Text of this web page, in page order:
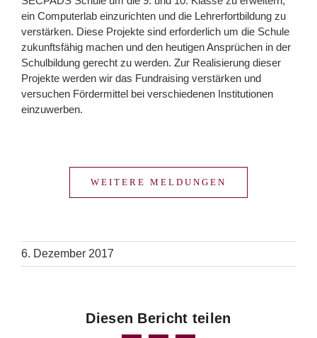
ein Computerlab einzurichten und die Lehrerfortbildung zu
verstärken. Diese Projekte sind erforderlich um die Schule
zukunftsfähig machen und den heutigen Ansprüchen in der
Schulbildung gerecht zu werden. Zur Realisierung dieser
Projekte werden wir das Fundraising verstärken und
versuchen Fördermittel bei verschiedenen Institutionen
einzuwerben.
WEITERE MELDUNGEN
6. Dezember 2017
Diesen Bericht teilen